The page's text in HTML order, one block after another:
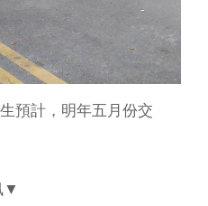
預計，明年五月份交
▼